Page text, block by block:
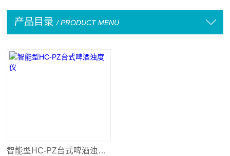
产品目录 / PRODUCT MENU
智能型HC-PZ台式啤酒浊度仪